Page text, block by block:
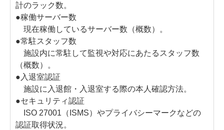
計のラック数。
●稼働サーバー数
現在稼働しているサーバー数（概数）。
●常駐スタッフ数
施設内に常駐して監視や対応にあたるスタッフ数
（概数）。
●入退室認証
施設に入退館・入退室する際の本人確認方法。
●セキュリティ認証
ISO 27001（ISMS）やプライバシーマークなどの
認証取得状況。